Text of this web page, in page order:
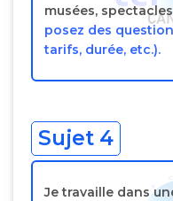
musées,
posez des
tarifs, durée, etc.).
Sujet 4
Je travaille dans